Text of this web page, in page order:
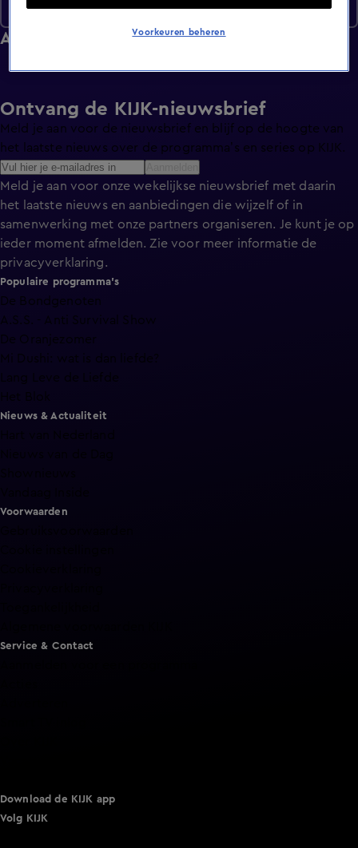
Afleveringen
Seizoen 2026
Ontvang de KIJK-nieuwsbrief
Meld je aan voor de nieuwsbrief en blijf op de hoogte van
het laatste nieuws over de programma’s en series op KIJK.
Meld je aan voor onze wekelijkse nieuwsbrief met daarin
het laatste nieuws en aanbiedingen die wijzelf of in
samenwerking met onze partners organiseren. Je kunt je op
ieder moment afmelden. Zie voor meer informatie de
privacyverklaring.
Populaire programma's
De Bondgenoten
A.S.S. - Anti Survival Show
De Oranjezomer
Mi Dushi: wat is dan liefde?
Lang Leve de Liefde
Nieuws & Actualiteit
Voorwaarden
Service & Contact
Download de KIJK app
Volg KIJK
Voorkeuren beheren